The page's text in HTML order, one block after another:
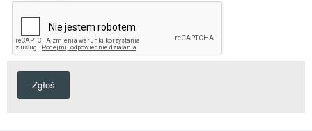
Zgłoś